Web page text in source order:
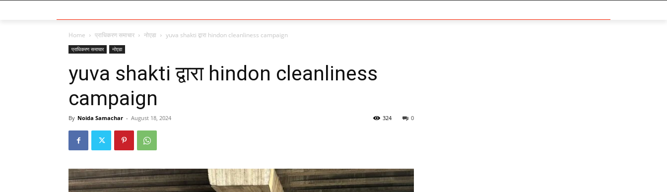
Home प्राधिकरण समाचार नोएडा yuva shakti द्वारा hindon cleanliness campaign
प्राधिकरण समाचार नोएडा
yuva shakti द्वारा hindon cleanliness
campaign
By Noida Samachar - August 18, 2024 0
324